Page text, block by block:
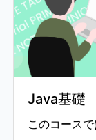
Java基礎
このコース